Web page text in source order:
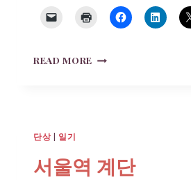
READ MORE
단상| 일기
서울역 계단